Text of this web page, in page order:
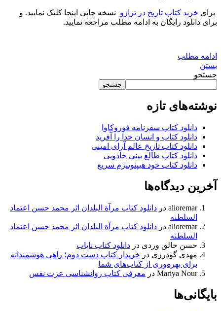
برای خرید کتاب تاریخ در ترازو نسخه چاپی اینجا کلیک نمایید. و
برای دانلود رایگان به ادامه مطلب مراجعه نمایید.
ادامه مطلب
بستن
جستجو
جستجو
نوشته‌های تازه
دانلود کتاب سفرنامه فوروکاوا
دانلود کتاب و انسان خدا را آفرید
دانلود کتاب تاریخ عالم آرای امینی
دانلود کتاب طالع بینی جادویی
دانلود کتاب خود هیپنوتیزم سریع
آخرین دیدگاه‌ها
alioremar در دانلود کتاب مرآة البلدان اثر محمد حسن اعتماد
السلطنه
alioremar در دانلود کتاب مرآة البلدان اثر محمد حسن اعتماد
السلطنه
حسن خالق وردی در دانلود کتاب نایاب
مهدی گودرزی در خریدار کتاب دست دوم؛ راهی هوشمندانه
برای بهره‌وری از کتاب‌های شما
Mariya Nour در معرفی کتاب روانشناسی عزت نفس
بایگانی‌ها